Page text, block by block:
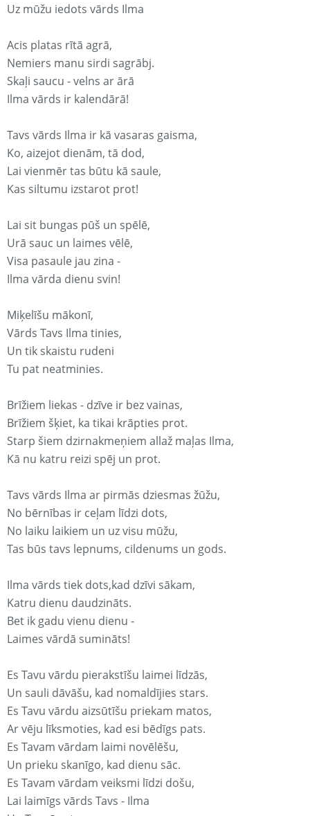
Uz mūžu iedots vārds Ilma
Acis platas rītā agrā,
Nemiers manu sirdi sagrābj.
Skaļi saucu - velns ar ārā
Ilma vārds ir kalendārā!
Tavs vārds Ilma ir kā vasaras gaisma,
Ko, aizejot dienām, tā dod,
Lai vienmēr tas būtu kā saule,
Kas siltumu izstarot prot!
Lai sit bungas pūš un spēlē,
Urā sauc un laimes vēlē,
Visa pasaule jau zina -
Ilma vārda dienu svin!
Miķelīšu mākonī,
Vārds Tavs Ilma tinies,
Un tik skaistu rudeni
Tu pat neatminies.
Brīžiem liekas - dzīve ir bez vainas,
Brīžiem šķiet, ka tikai krāpties prot.
Starp šiem dzirnakmeņiem allaž maļas Ilma,
Kā nu katru reizi spēj un prot.
Tavs vārds Ilma ar pirmās dziesmas žūžu,
No bērnības ir ceļam līdzi dots,
No laiku laikiem un uz visu mūžu,
Tas būs tavs lepnums, cildenums un gods.
Ilma vārds tiek dots,kad dzīvi sākam,
Katru dienu daudzināts.
Bet ik gadu vienu dienu -
Laimes vārdā sumināts!
Es Tavu vārdu pierakstīšu laimei līdzās,
Un sauli dāvāšu, kad nomaldījies stars.
Es Tavu vārdu aizsūtīšu priekam matos,
Ar vēju līksmoties, kad esi bēdīgs pats.
Es Tavam vārdam laimi novēlēšu,
Un prieku skanīgo, kad dienu sāc.
Es Tavam vārdam veiksmi līdzi došu,
Lai laimīgs vārds Tavs - Ilma